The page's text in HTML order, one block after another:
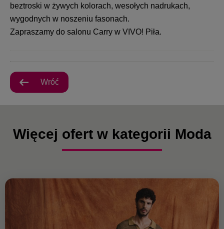
beztroski w żywych kolorach, wesołych nadrukach,
wygodnych w noszeniu fasonach.
Zapraszamy do salonu Carry w VIVO! Piła.
Wróć
Więcej ofert w kategorii Moda